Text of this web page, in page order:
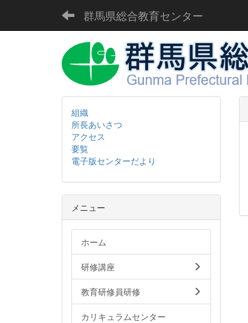
群馬県総合教育センター
組織
所長あいさつ
アクセス
要覧
電子版センターだより
メニュー
ホーム
研修講座
教育研修員研修
カリキュラムセンター